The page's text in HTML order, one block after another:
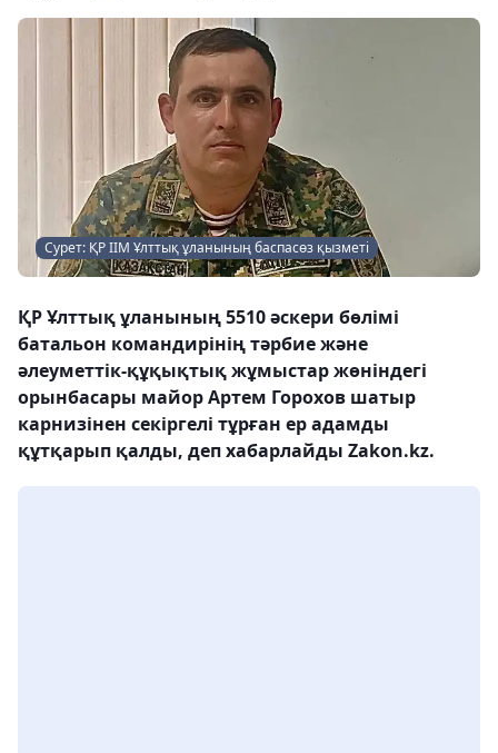
Сурет: ҚР ІІМ Ұлттық ұланының баспасөз қызметі
ҚР Ұлттық ұланының 5510 әскери бөлімі
батальон командирінің тәрбие және
әлеуметтік-құқықтық жұмыстар жөніндегі
орынбасары майор Артем Горохов шатыр
карнизінен секіргелі тұрған ер адамды
құтқарып қалды, деп хабарлайды Zakon.kz.